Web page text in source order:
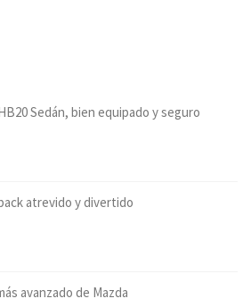
Sedán, bien equipado y seguro
atrevido y divertido
avanzado de Mazda